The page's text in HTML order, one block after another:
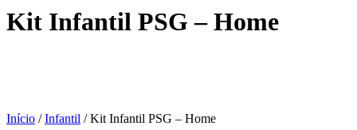
Kit Infantil PSG – Home
Início /Infantil / Kit Infantil PSG – Home